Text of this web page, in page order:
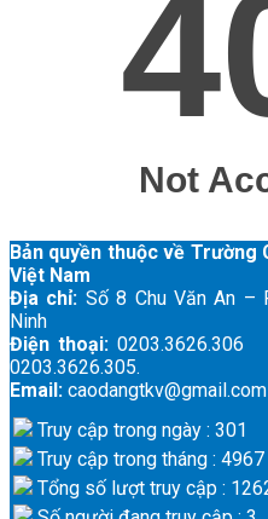
Bản quyền thuộc về Trường
Việt Nam
Địa chỉ: Số 8 Chu Văn An –
Ninh
Điện thoại:
0203.3626.305.
Email: caodangtkv@gmail.com
Truy cập trong ngày : 301
Truy cập trong tháng : 4967
Tổng số lượt truy cập :